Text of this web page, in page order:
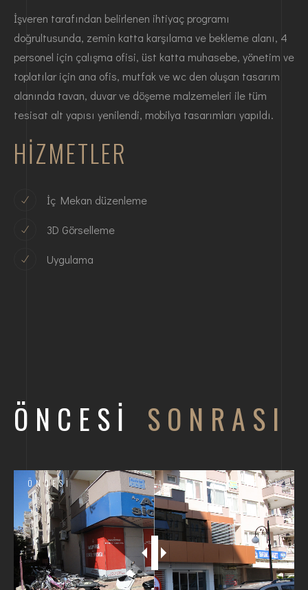
İşveren tarafından belirlenen ihtiyaç programı
doğrultusunda, zemin katta karşılama ve bekleme alanı, 4
personel için çalışma ofisi, üst katta muhasebe, yönetim ve
toplatılar için ana ofis, mutfak ve wc den oluşan tasarım
alanında tavan, duvar ve döşeme malzemeleri ile tüm
tesisat alt yapısı yenilendi, mobilya tasarımları yapıldı.
HIZMETLER
İç Mekan düzenleme
3D Görselleme
Uygulama
ÖNCESI SONRASI
ÖNCESI SONRASI